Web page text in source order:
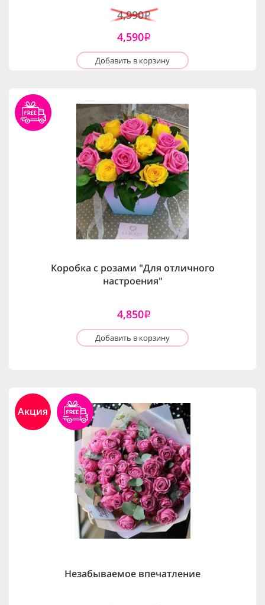
4,990i
4,590i
Добавить в корзину
Коробка с розами "Для отличного
настроения"
4,850i
Добавить в корзину
Акция
Незабываемое впечатление